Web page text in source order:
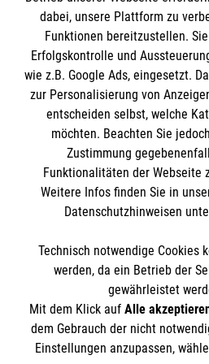
BIC: GENODED 1PA7
Newsletter
Cookies verwalten|AGB|
Barrierefreiheit |Kontakt|
dabei, unsere Plattform zu
Funktionen bereitzustellen.
Erfolgskontrolle und
wie z.B. Google Ads, eingesetzt.
zur Personalisierung von
entscheiden selbst, welche
möchten. Beachten Sie
Zustimmung
Funktionalitäten der Webseite
Weitere Infos finden Sie in
Datenschutzhinweisen
Technisch notwendige Cookies
werden, da ein Betrieb der
gewährleistet
Mit dem Klick auf Alle
dem Gebrauch der nicht
Einstellungen anzupassen,